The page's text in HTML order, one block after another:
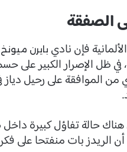
الصفقة
فإن نادي بايرن ميونخ
الإصرار الكبير على
من الموافقة على رحيل
حالة تفاؤل كبيرة
الريدز بات منفتحا على